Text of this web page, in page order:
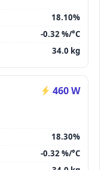
18.10%
-0.32 %/°C
34.0 kg
460 W
18.30%
-0.32 %/°C